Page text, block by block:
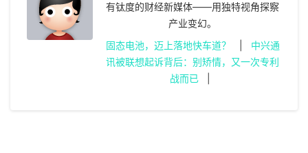
有钛度的财经新媒体——用独特视角探察
产业变幻。
固态电池，迈上落地快车道？
中兴通
讯被联想起诉背后：别矫情，又一次专利
战而已|